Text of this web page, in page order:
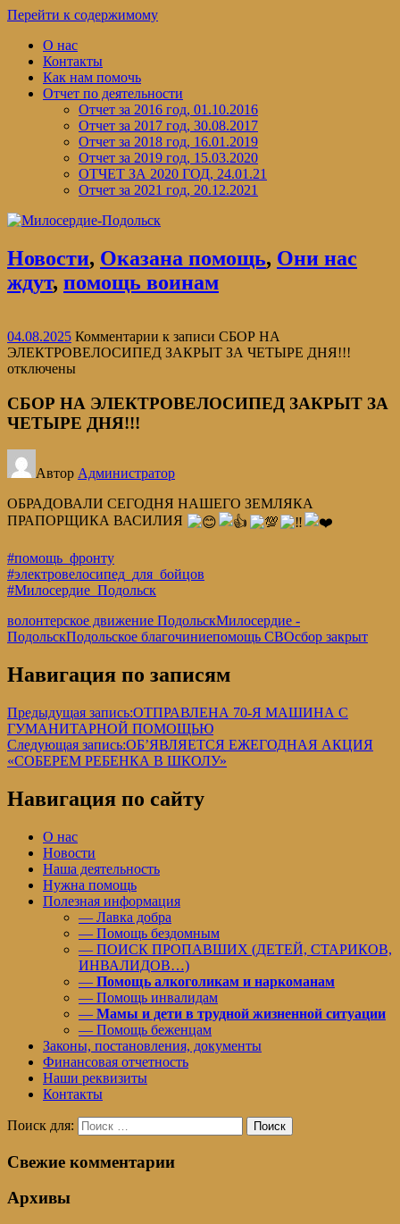
Перейти к содержимому
О нас
Контакты
Как нам помочь
Отчет по деятельности
Отчет за 2016 год, 01.10.2016
Отчет за 2017 год, 30.08.2017
Отчет за 2018 год, 16.01.2019
Отчет за 2019 год, 15.03.2020
ОТЧЕТ ЗА 2020 ГОД, 24.01.21
Отчет за 2021 год, 20.12.2021
Новости, Оказана помощь, Они нас
ждут, помощь воинам
04.08.2025 Комментарии к записи СБОР НА
ЭЛЕКТРОВЕЛОСИПЕД ЗАКРЫТ ЗА ЧЕТЫРЕ ДНЯ!!!
отключены
СБОР НА ЭЛЕКТРОВЕЛОСИПЕД ЗАКРЫТ ЗА
ЧЕТЫРЕ ДНЯ!!!
Автор Администратор
ОБРАДОВАЛИ СЕГОДНЯ НАШЕГО ЗЕМЛЯКА
ПРАПОРЩИКА ВАСИЛИЯ
#помощь_фронту
#электровелосипед_для_бойцов
#Милосердие_Подольск
волонтерское движение ПодольскМилосердие -
ПодольскПодольское благочиниепомощь СВОсбор закрыт
Навигация по записям
Предыдущая запись:ОТПРАВЛЕНА 70-Я МАШИНА С
ГУМАНИТАРНОЙ ПОМОЩЬЮ
Следующая запись:ОБ’ЯВЛЯЕТСЯ ЕЖЕГОДНАЯ АКЦИЯ
«СОБЕРЕМ РЕБЕНКА В ШКОЛУ»
Навигация по сайту
О нас
Новости
Наша деятельность
Нужна помощь
Полезная информация
— Лавка добра
— Помощь бездомным
— ПОИСК ПРОПАВШИХ (ДЕТЕЙ, СТАРИКОВ,
ИНВАЛИДОВ…)
— Помощь алкоголикам и наркоманам
— Помощь инвалидам
— Мамы и дети в трудной жизненной ситуации
— Помощь беженцам
Законы, постановления, документы
Финансовая отчетность
Наши реквизиты
Контакты
Поиск для: Поиск
Свежие комментарии
Архивы